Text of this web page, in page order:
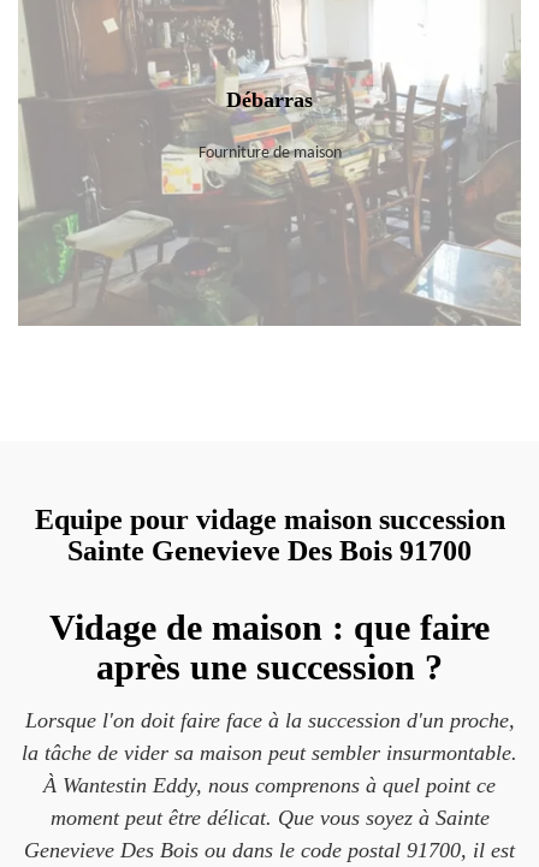
Débarras
Fourniture de maison
Equipe pour vidage maison succession
Sainte Genevieve Des Bois 91700
Vidage de maison : que faire
après une succession ?
Lorsque l'on doit faire face à la succession d'un proche,
la tâche de vider sa maison peut sembler insurmontable.
À Wantestin Eddy, nous comprenons à quel point ce
moment peut être délicat. Que vous soyez à Sainte
Genevieve Des Bois ou dans le code postal 91700, il est